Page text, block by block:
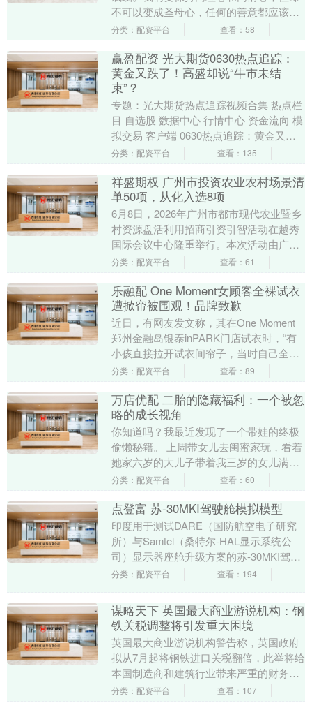
不可以变成圣母心，任何的善意都应该在
一个合理的分寸之下表达出来。自己的规
分类：配资平台 查看：58
赢盈配资 光大期货0630热点追踪：
黄金又跌了！高盛却说“牛市未结
束”？
专题：光大期货热点追踪视频合集 热点栏
目 自选股 数据中心 行情中心 资金流向 模
拟交易 客户端 0630热点追踪：黄金又跌
了！高盛却说“牛市未结束”？ 新浪合....
分类：配资平台 查看：135
祥盛期权 广州市投资农业农村场景清
单50项，从化入选8项
6月8日，2026年广州市都市现代农业暨乡
村资源盘活利用招商引资引智活动在越秀
国际会议中心隆重举行。本次活动由广州
市农业农村局、广州交易集团有限公司主
分类：配资平台 查看：61
乐融配 One Moment女顾客全裸试衣
遭掀帘被围观！品牌致歉
近日，有网友发文称，其在One Moment
郑州金融岛银泰inPARK门店试衣时，“有
小孩直接拉开试衣间帘子，当时自己全身
未穿衣物，遭遇严重的隐私泄露”，事件
分类：配资平台 查看：89
万店优配 二胎的隐藏福利：一个被忽
略的成长视角
你知道吗？我最近发现了一个带娃的终极
偷懒秘籍。 上周带女儿去闺蜜家玩，看着
她家六岁的大儿子带着我三岁的女儿满屋
子跑，两个小家伙自己找玩具、分零食，
分类：配资平台 查看：60
点登富 苏-30MKI驾驶舱模拟模型
印度用于测试DARE（国防航空电子研究
所）与Samtel（桑特尔-HAL显示系统公
司）显示器座舱升级方案的苏-30MKI驾驶
舱模拟模型 为什么 F-5 那种“蜂....
分类：配资平台 查看：194
谋略天下 英国最大商业游说机构：钢
铁关税调整将引发重大困境
英国最大商业游说机构警告称，英国政府
拟从7月起将钢铁进口关税翻倍，此举将给
本国制造商和建筑行业带来严重的财务及
供应链物流难题。 英国媒体看到的一封信
分类：配资平台 查看：107